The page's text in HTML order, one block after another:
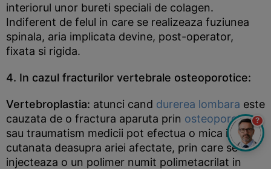
interiorul unor bureti speciali de colagen.
Indiferent de felul in care se realizeaza fuziunea
spinala, aria implicata devine, post-operator,
fixata si rigida.
4. In cazul fracturilor vertebrale osteoporotice:
Vertebroplastia: atunci cand durerea lombara este
cauzata de o fractura aparuta prin osteoporoza
sau traumatism medicii pot efectua o mica incizie
cutanata deasupra ariei afectate, prin care se
injecteaza o un polimer numit polimetacrilat in
?